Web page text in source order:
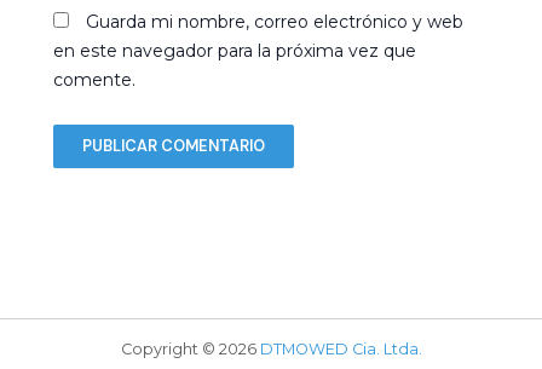
Guarda mi nombre, correo electrónico y web
en este navegador para la próxima vez que
comente.
Copyright © 2026 DTMOWED Cia. Ltda.